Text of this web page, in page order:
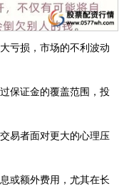
亏损，市场的不利波动
保证金的覆盖范围，投
易者面对更大的心理压
或额外费用，尤其在长